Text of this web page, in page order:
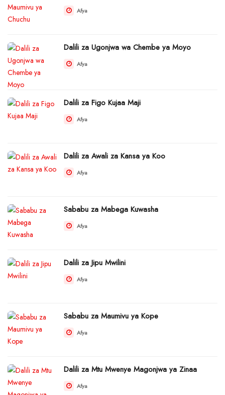
Afya
Dalili za Ugonjwa wa Chembe ya Moyo
Afya
Dalili za Figo Kujaa Maji
Afya
Dalili za Awali za Kansa ya Koo
Afya
Sababu za Mabega Kuwasha
Afya
Dalili za Jipu Mwilini
Afya
Sababu za Maumivu ya Kope
Afya
Dalili za Mtu Mwenye Magonjwa ya Zinaa
Afya